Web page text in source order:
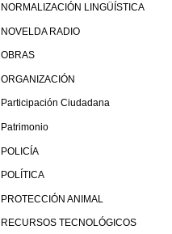
NORMALIZACIÓN LINGÜÍSTICA
NOVELDA RADIO
OBRAS
ORGANIZACIÓN
Participación Ciudadana
Patrimonio
POLICÍA
POLÍTICA
PROTECCIÓN ANIMAL
RECURSOS TECNOLÓGICOS